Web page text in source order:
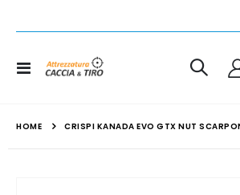
Toggle
HOME CRISPI KANADA EVO GTX NUT